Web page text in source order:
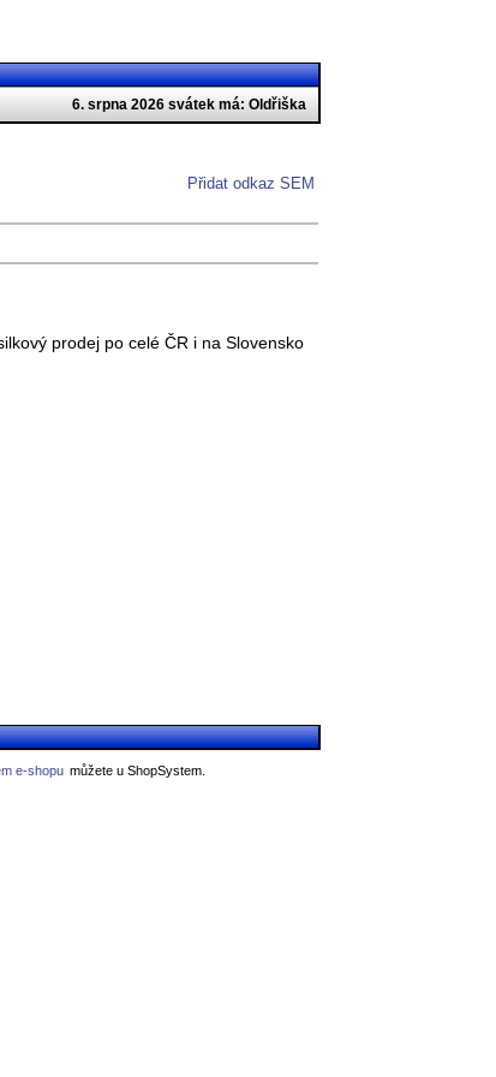
6. srpna 2026 svátek má: Oldřiška
Přidat odkaz SEM
prodej po celé ČR i na Slovensko
e-shopu můžete u ShopSystem.